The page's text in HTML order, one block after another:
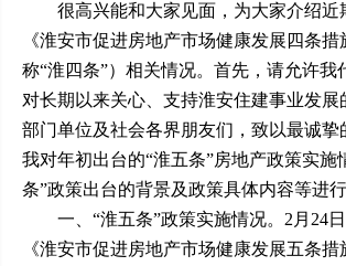
很高兴能和大家见面，为大家介绍近
《淮安市促进房地产市场健康发展四条
称“淮四条”）相关情况。首先，请允许我
对长期以来关心、支持淮安住建事业发展
部门单位及社会各界朋友们，致以最诚挚
我对年初出台的“淮五条”房地产政策实施
条”政策出台的背景及政策具体内容等进行
一、“淮五条”政策实施情况。2月24日
《淮安市促进房地产市场健康发展五条措